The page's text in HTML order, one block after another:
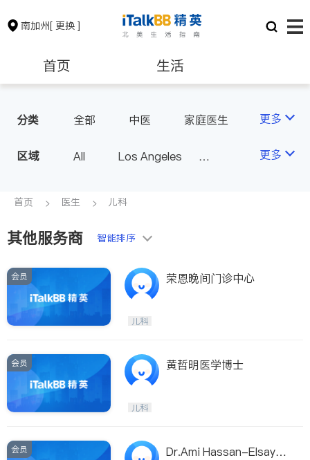
南加州[ 更换 ]
首页 生活
保险理财 房地产租售
银行贷款
建筑装修
非盈利组织
分类 全部 中医
家庭医生
眼科
妇科
儿科
心脏科
肠胃肝脏科
泌尿科
风湿病
不孕不育
脊椎神经科
医生-其它
更多
区域 All
Los Angeles
Alhambra & San Gabriel
Diamond Bar & Covina
Rowland Heights & Hacienda H
ties
Inyo & San Bernardino
Riverside
Santa Barbara & Monterey
更多
首页 医生 儿科
其他服务商 智能排序
会员 荣恩晚间门诊中心
儿科
会员 黄哲明医学博士
儿科
会员
Dr.Ami Hassan-Elsayed